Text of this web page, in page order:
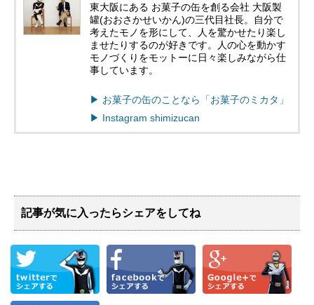
東大阪にある お菓子の缶を創る会社 大阪製
罐(おおさかせいかん)の三代目社長。自分で
考えたモノを形にして、人を驚かせたり楽し
ませたりするのが好きです。人の心を動かす
モノづくりをモットーに日々楽しみながら仕
事しています。
▶︎ お菓子の缶のことなら「お菓子のミカタ」
▶︎ Instagram shimizucan
記事が気に入ったらシェアをしてね